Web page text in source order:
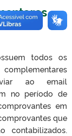
todos os
ao email
no período de
em
que
contabilizados.